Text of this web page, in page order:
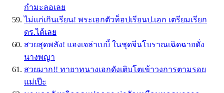
กำมะลอเลย
ไม่แก่เกินเรียน! พระเอกตัวท็อปเรียนป.เอก เตรียมเรียก
ดร.ได้เลย
สวยสุดพลัง! แองเจล่าเบบี้ ในชุดจีนโบราณเฉิดฉายดั่ง
นางพญา
สวยมาก!! ทายาทนางเอกดังเติบโตเข้าวงการตามรอย
แม่เป๊ะ